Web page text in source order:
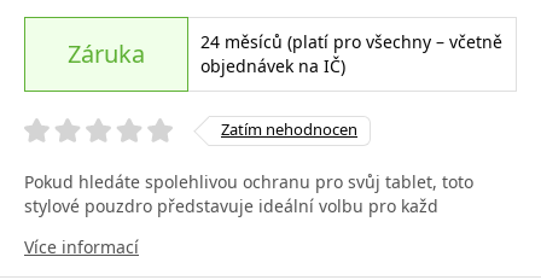
Záruka
24 měsíců (platí pro všechny – včetně
objednávek na IČ)
Zatím nehodnocen
Pokud hledáte spolehlivou ochranu pro svůj tablet, toto
stylové pouzdro představuje ideální volbu pro každ
Více informací